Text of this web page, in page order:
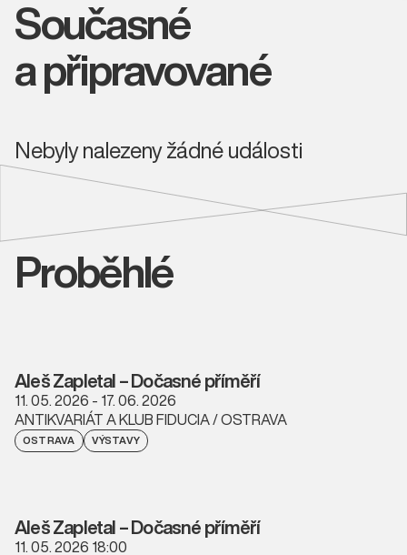
Současné
a připravované
Nebyly nalezeny žádné události
Proběhlé
Aleš Zapletal – Dočasné příměří
11. 05. 2026 - 17. 06. 2026
ANTIKVARIÁT A KLUB FIDUCIA / OSTRAVA
OSTRAVA VÝSTAVY
Aleš Zapletal – Dočasné příměří
11. 05. 2026 18:00